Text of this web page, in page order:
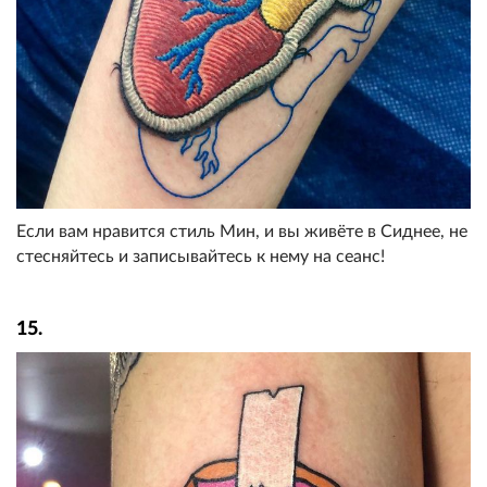
Если вам нравится стиль Мин, и вы живёте в Сиднее, не
стесняйтесь и записывайтесь к нему на сеанс!
15.